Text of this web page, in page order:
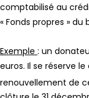
comptabilisé au
« Fonds propres »
Exemple : un
euros. Il se réserve
renouvellement de